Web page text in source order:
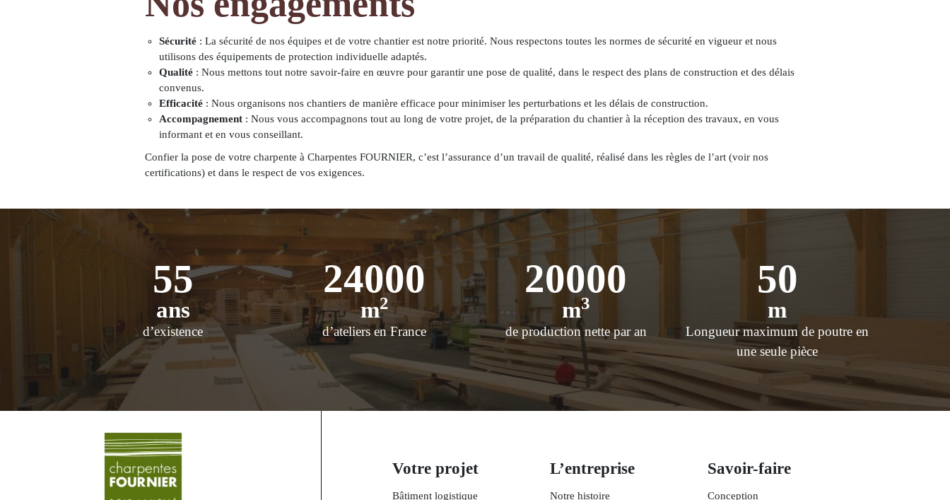
Sécurité: La sécurité de nos équipes et de votre chantier est notre priorité. Nous respectons toutes les normes de sécurité en vigueur et nous
utilisons des équipements de protection individuelle adaptés.
Qualité: Nous mettons tout notre savoir-faire en œuvre pour garantir une pose de qualité, dans le respect des plans de construction et des délais
convenus.
Efficacité: Nous organisons nos chantiers de manière efficace pour minimiser les perturbations et les délais de construction.
Accompagnement: Nous vous accompagnons tout au long de votre projet, de la préparation du chantier à la réception des travaux, en vous
informant et en vous conseillant.
Confier la pose de votre charpente à Charpentes FOURNIER, c’est l’assurance d’un travail de qualité, réalisé dans les règles de l’art (voir nos
certifications) et dans le respect de vos exigences.
55
ans
d’existence
24000
m2
d’ateliers en France
20000
m3
de production nette par an
50
m
Longueur maximum de poutre en
une seule pièce
Votre projet
Bâtiment logistique
L’entreprise
Notre histoire
Savoir-faire
Conception